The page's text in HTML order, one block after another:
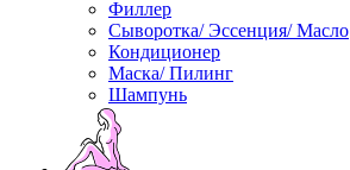
Филлер
Сыворотка/ Эссенция/ Масло
Кондиционер
Маска/ Пилинг
Шампунь